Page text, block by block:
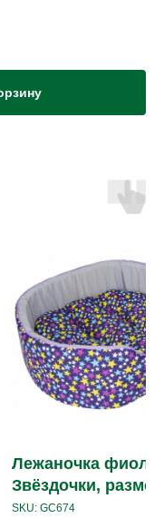
Лежаночка
Звёздочки, размер
51*40*16 см
SKU: GC674